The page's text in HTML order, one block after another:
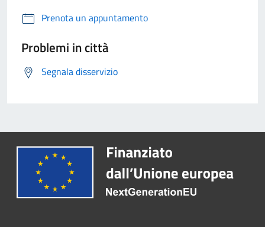
Prenota un appuntamento
Problemi in città
Segnala disservizio